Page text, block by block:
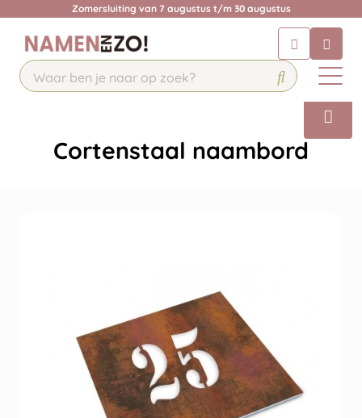
Zomersluiting van 7 augustus t/m 30 augustus
Chatbot
Chat 24/7 met onze chatbot voor
Cortenstaal naambord